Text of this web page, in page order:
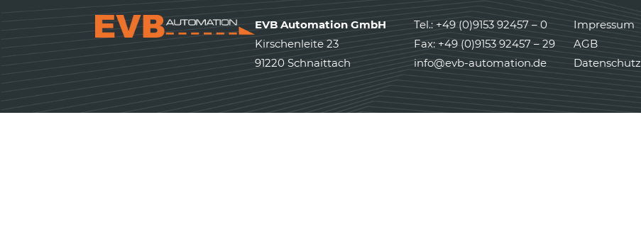
EVB Automation GmbH
Kirschenleite 23
91220 Schnaittach
Tel.: +49 (0)9153 92457 – 0
Fax: +49 (0)9153 92457 – 29
info@evb-automation.de
Impressum
AGB
Datenschutz